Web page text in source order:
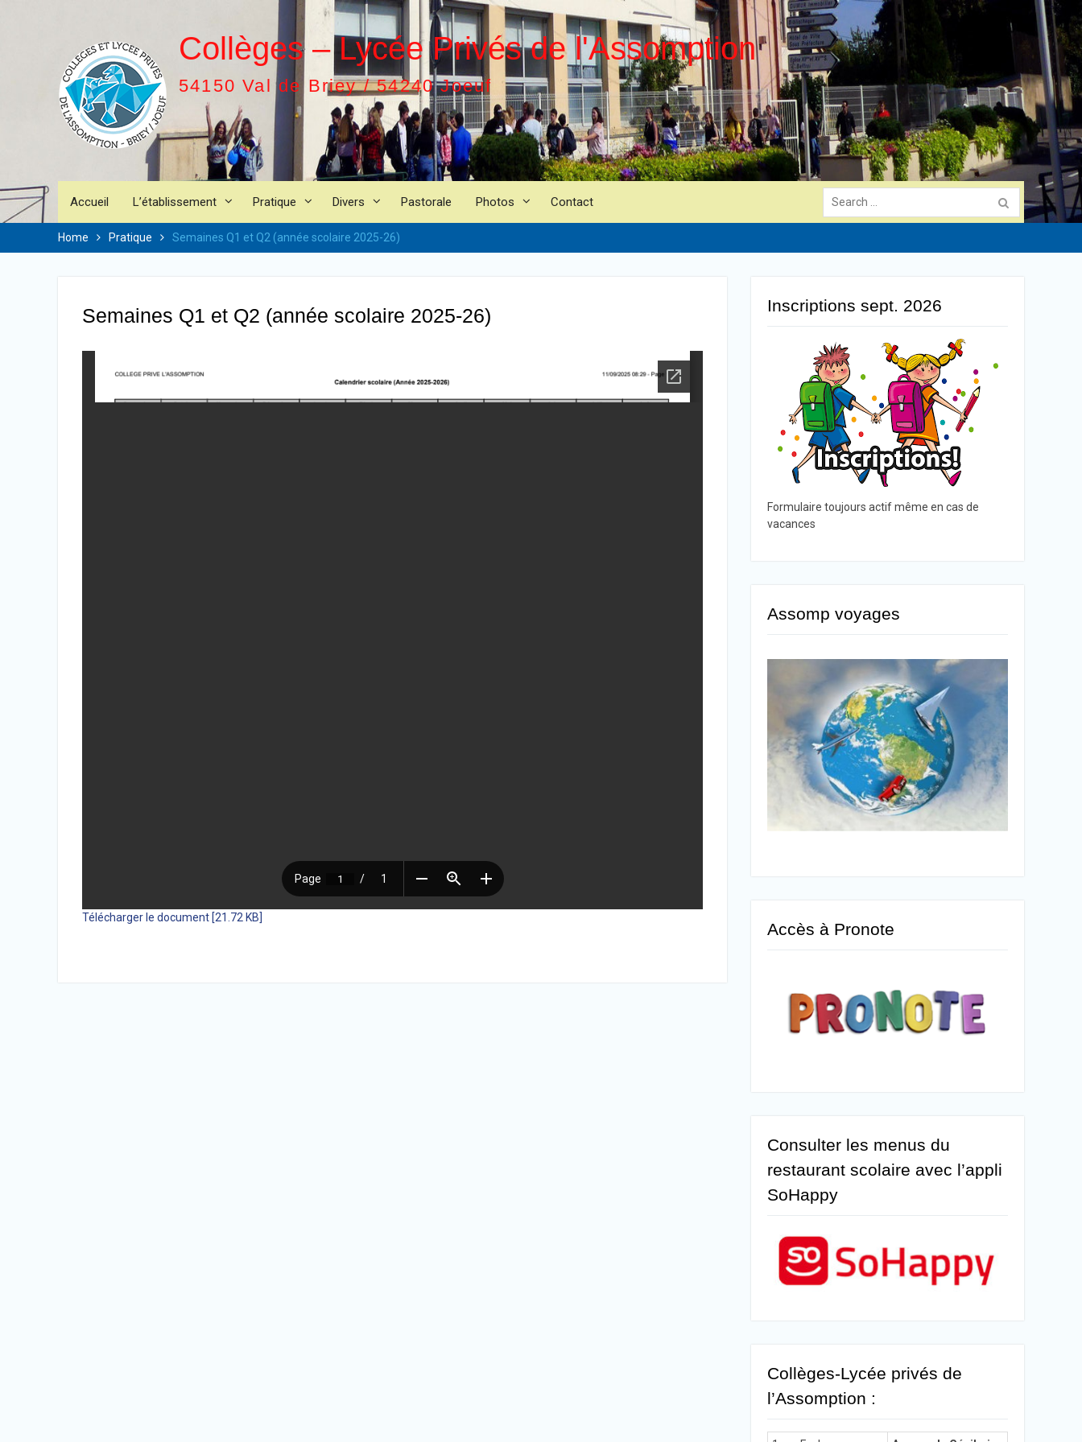
Collèges – Lycée Privés de l'Assomption
54150 Val de Briey / 54240 Joeuf
Accueil L’établissement Pratique Divers Pastorale Photos Contact
Search
for:
Home Pratique Semaines Q1 et Q2 (année scolaire 2025-26)
Semaines Q1 et Q2 (année scolaire 2025-26)
Télécharger le document [21.72 KB]
Inscriptions sept. 2026
Formulaire toujours actif même en cas de
vacances
Assomp voyages
Accès à Pronote
Consulter les menus du
restaurant scolaire avec l’appli
SoHappy
Collèges-Lycée privés de
l’Assomption :